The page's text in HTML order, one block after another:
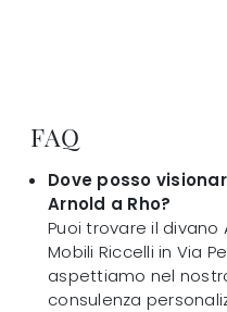
FAQ
Dove posso
Arnold a Rho?
Puoi trovare il divano
Mobili Riccelli in Via
aspettiamo nel
consulenza